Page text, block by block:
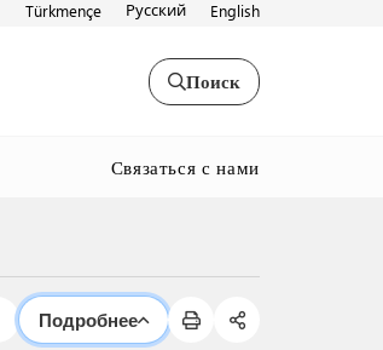
Türkmençe Русский English
Поиск
Связаться с нами
Подробнее